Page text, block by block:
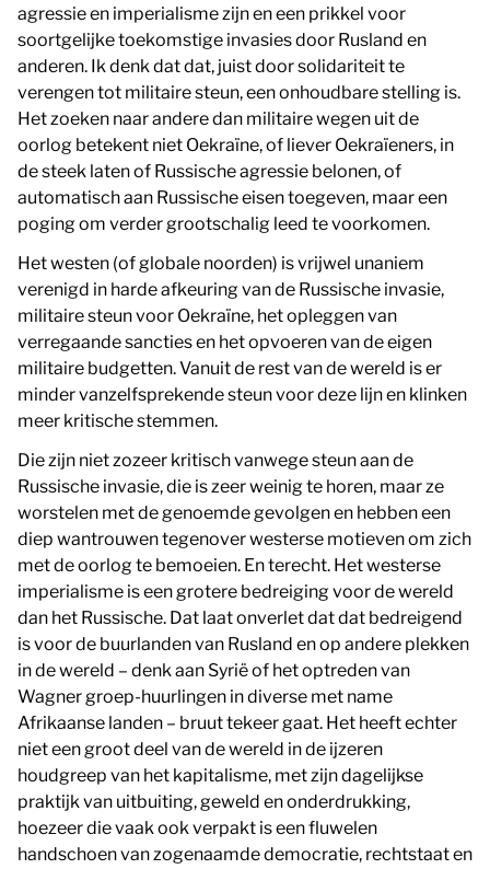
agressie en imperialisme zijn en een prikkel voor
soortgelijke toekomstige invasies door Rusland en
anderen. Ik denk dat dat, juist door solidariteit te
verengen tot militaire steun, een onhoudbare stelling is.
Het zoeken naar andere dan militaire wegen uit de
oorlog betekent niet Oekraïne, of liever Oekraïeners, in
de steek laten of Russische agressie belonen, of
automatisch aan Russische eisen toegeven, maar een
poging om verder grootschalig leed te voorkomen.
Het westen (of globale noorden) is vrijwel unaniem
verenigd in harde afkeuring van de Russische invasie,
militaire steun voor Oekraïne, het opleggen van
verregaande sancties en het opvoeren van de eigen
militaire budgetten. Vanuit de rest van de wereld is er
minder vanzelfsprekende steun voor deze lijn en klinken
meer kritische stemmen.
Die zijn niet zozeer kritisch vanwege steun aan de
Russische invasie, die is zeer weinig te horen, maar ze
worstelen met de genoemde gevolgen en hebben een
diep wantrouwen tegenover westerse motieven om zich
met de oorlog te bemoeien. En terecht. Het westerse
imperialisme is een grotere bedreiging voor de wereld
dan het Russische. Dat laat onverlet dat dat bedreigend
is voor de buurlanden van Rusland en op andere plekken
in de wereld – denk aan Syrië of het optreden van
Wagner groep-huurlingen in diverse met name
Afrikaanse landen – bruut tekeer gaat. Het heeft echter
niet een groot deel van de wereld in de ijzeren
houdgreep van het kapitalisme, met zijn dagelijkse
praktijk van uitbuiting, geweld en onderdrukking,
hoezeer die vaak ook verpakt is een fluwelen
handschoen van zogenaamde democratie, rechtstaat en